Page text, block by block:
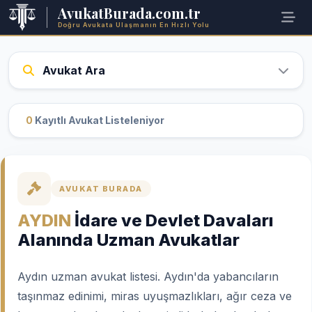
AvukatBurada.com.tr
Doğru Avukata Ulaşmanın En Hızlı Yolu
Avukat Ara
0 Kayıtlı Avukat Listeleniyor
AVUKAT BURADA
AYDIN İdare ve Devlet Davaları
Alanında Uzman Avukatlar
Aydın uzman avukat listesi. Aydın'da yabancıların
taşınmaz edinimi, miras uyuşmazlıkları, ağır ceza ve